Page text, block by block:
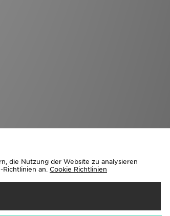
die Nutzung der Website zu analysieren
Richtlinien an. Cookie Richtlinien